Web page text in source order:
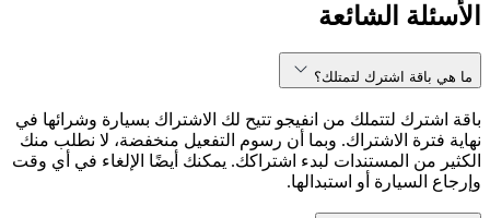
الأسئلة الشائعة
ما هي باقة اشترك لتمتلك؟
باقة اشترك لتتملك من انفيجو تتيح لك الاشتراك بسيارة وشرائها في
نهاية فترة الاشتراك. وبما أن رسوم التفعيل منخفضة، لا نطلب منك
الكثير من المستندات لبدء اشتراكك. يمكنك أيضًا الإلغاء في أي وقت
وإرجاع السيارة أو استبدالها.